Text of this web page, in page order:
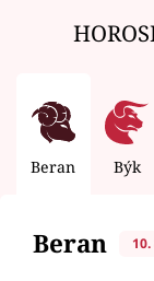
Beran Býk
Beran